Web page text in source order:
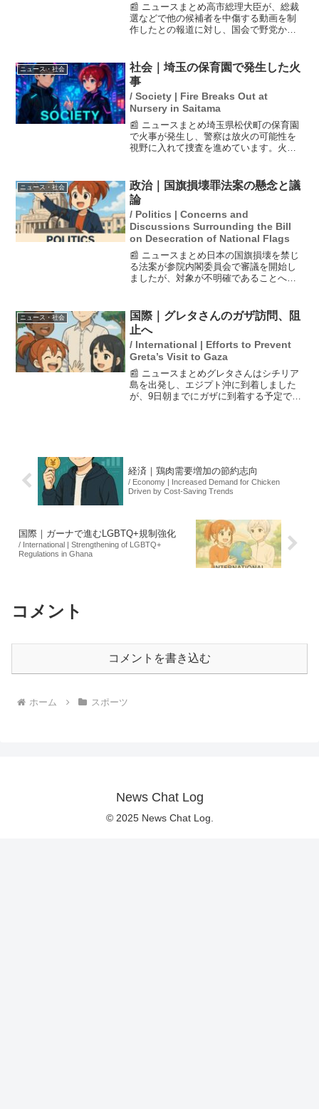
📰 ニュースまとめ高市総理大臣が、総裁
選などで他の候補者を中傷する動画を制
作したとの報道に対し、国会で野党から
断が難しい」と述べ、動画の確認を行っ
たことを明らかにしました...
ニュース・社会
社会｜埼玉の保育園で発生した火
事
/ Society | Fire Breaks Out at
Nursery in Saitama
📰 ニュースまとめ埼玉県松伏町の保育園
で火事が発生し、警察は放火の可能性を
視野に入れて捜査を進めています。火事
犯カメラには不審人物が映っていたこと
から、関与が疑われていま...
ニュース・社会
政治｜国旗損壊罪法案の懸念と議
論
/ Politics | Concerns and
Discussions Surrounding the Bill
on Desecration of National Flags
📰 ニュースまとめ日本の国旗損壊を禁じ
る法案が参院内閣委員会で審議を開始し
ましたが、対象が不明確であることへの
基準が問題視されています。国旗を傷つ
ける行為の定義や処...
ニュース・社会
国際｜グレタさんのガザ訪問、阻
止へ
/ International | Efforts to Prevent
Greta’s Visit to Gaza
📰 ニュースまとめグレタさんはシチリア
島を出発し、エジプト沖に到着しました
が、9日朝までにガザに到着する予定で
経済｜鶏肉需要増加の節約志向
/ Economy | Increased Demand for Chicken
Driven by Cost-Saving Trends
国際｜ガーナで進むLGBTQ+規制強化
/ International | Strengthening of LGBTQ+
Regulations in Ghana
コメント
コメントを書き込む
ホーム スポーツ
News Chat Log
© 2025 News Chat Log.